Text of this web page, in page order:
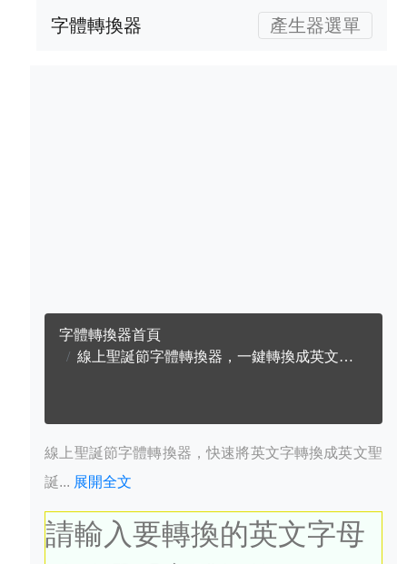
字體轉換器 產生器選單
字體轉換器首頁
線上聖誕節字體轉換器，一鍵轉換成英文聖誕節字體
線上聖誕節字體轉換器，快速將英文字轉換成英文聖
誕... 展開全文